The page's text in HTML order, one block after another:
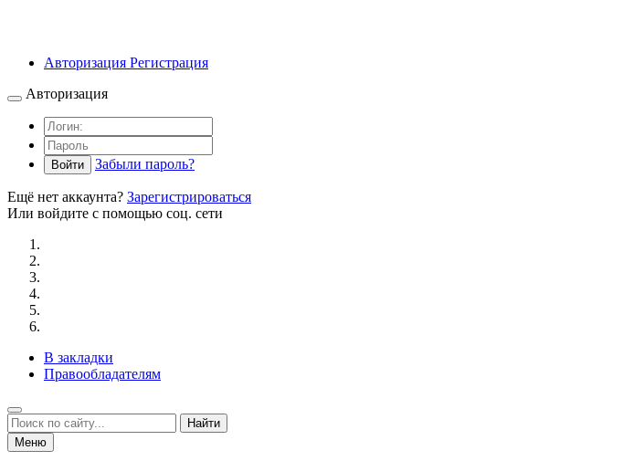
Авторизация Регистрация
Авторизация
Войти Забыли пароль?
Ещё нет аккаунта? Зарегистрироваться
Или войдите с помощью соц. сети
В закладки
Правообладателям
Найти
Меню